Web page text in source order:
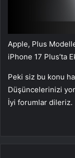
Apple, Plus
iPhone 17 Plus’ta
Peki siz bu konu
Düşüncelerinizi
İyi forumlar dileriz.